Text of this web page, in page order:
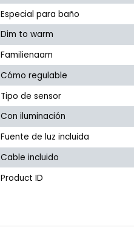
Especial para baño
Dim to warm
Familienaam
Cómo regulable
Tipo de sensor
Con iluminación
Fuente de luz incluida
Cable incluido
Product ID